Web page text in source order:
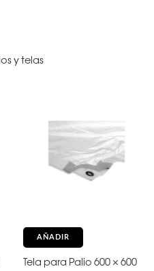
y telas
AÑADIR
Tela para Palio 600 × 600